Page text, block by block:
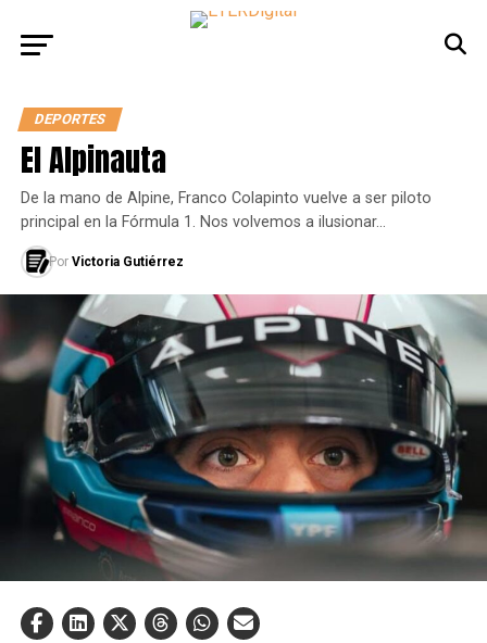
DEPORTES
El Alpinauta
De la mano de Alpine, Franco Colapinto vuelve a ser piloto
principal en la Fórmula 1. Nos volvemos a ilusionar…
Por Victoria Gutiérrez